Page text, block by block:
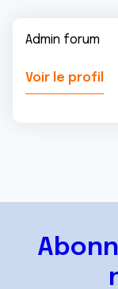
Admin forum
Voir le profil